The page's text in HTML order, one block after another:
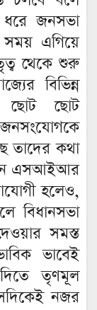
ধরে জনসভা
সময় এগিয়ে
থেকে শুরু
বিভিন্ন
ছোট ছোট
তাদের কথা
এসআইআর
হলেও,
বিধানসভা
সমস্ত
ভাবেই
দিতে তৃণমূল
নজর